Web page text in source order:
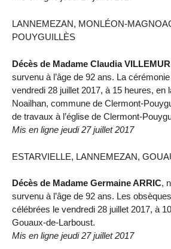
LANNEMEZAN, MONLÉON-
POUYGUILLÈS
Décès de Madame Claudia VILLEMUR
survenu à l’âge de 92 ans. La
vendredi 28 juillet 2017, à 15 heures, en
Noailhan, commune de Clermont-
de travaux à l’église de Clermont-
Mis en ligne jeudi 27 juillet 2017
ESTARVIELLE, LANNEMEZAN,
Décès de Madame Germaine ARRIC,
survenu à l’âge de 92 ans. Les
célébrées le vendredi 28 juillet 2017, à
Gouaux-de-Larboust.
Mis en ligne jeudi 27 juillet 2017